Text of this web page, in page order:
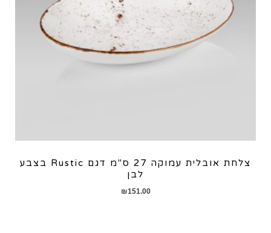
צלחת אובלית עמוקה 27 ס"מ דגם Rustic בצבע
לבן
₪151.00